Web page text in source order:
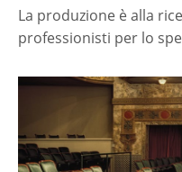
La produzione è alla
professionisti per lo